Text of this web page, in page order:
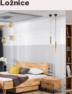
Ložnice